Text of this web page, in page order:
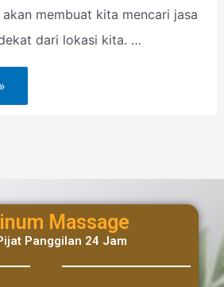
membuat kita mencari jasa
dari lokasi kita. …
Massage
Panggilan 24 Jam